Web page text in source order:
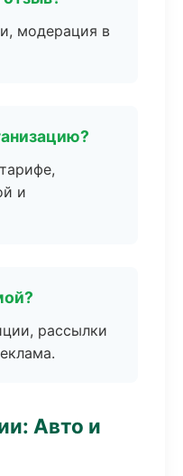
модерация в
и
рассылки
Авто и